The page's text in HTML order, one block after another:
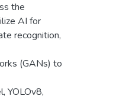
the
AI for
recognition,
(GANs) to
YOLOv8,